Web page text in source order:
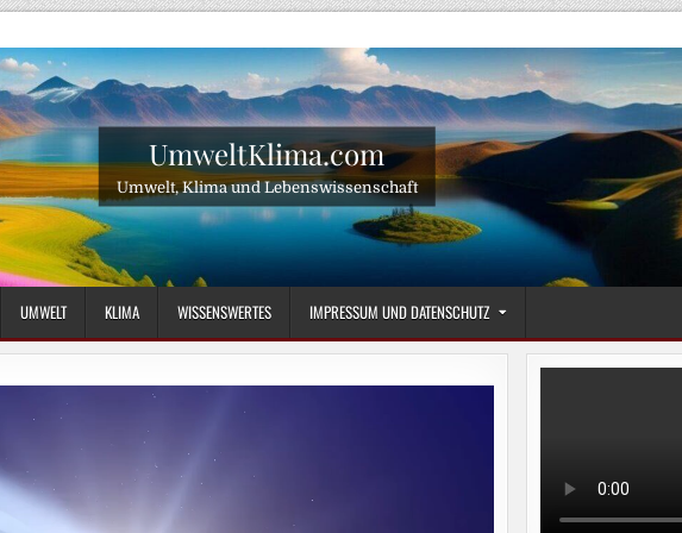
UmweltKlima.com
Umwelt, Klima und Lebenswissenschaft
UMWELT KLIMA WISSENSWERTES IMPRESSUM UND DATENSCHUTZ